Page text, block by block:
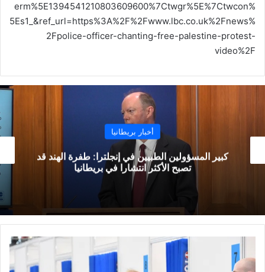
erm%5E1394541210803609600%7Ctwgr%5E%7Ctwcon%
5Es1_&ref_url=https%3A%2F%2Fwww.lbc.co.uk%2Fnews%
2Fpolice-officer-chanting-free-palestine-protest-
video%2F
أخبار بريطانيا
كبير المسؤولين الطبيين في إنجلترا: طفرة الهند قد
تصبح الأكثر انتشارا في بريطانيا
جونسون
على